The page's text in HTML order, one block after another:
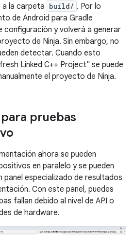
a la carpeta build/ . Por lo
de Android para Gradle
y volverá a generar
de Ninja. Sin embargo, no
detectar. Cuando esto
Linked C++ Project" se puede
el proyecto de Ninja.
pruebas
ahora se pueden
en paralelo y se pueden
panel especializado de resultados
Con este panel, puedes
fallan debido al nivel de API o
de hardware.